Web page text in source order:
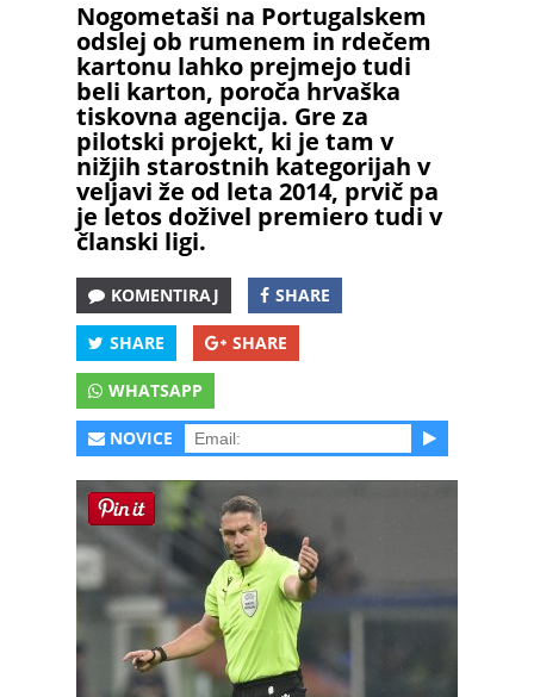
Nogometaši na Portugalskem
odslej ob rumenem in rdečem
kartonu lahko prejmejo tudi
beli karton, poroča hrvaška
tiskovna agencija. Gre za
pilotski projekt, ki je tam v
nižjih starostnih kategorijah v
veljavi že od leta 2014, prvič pa
je letos doživel premiero tudi v
članski ligi.
KOMENTIRAJ SHARE
SHARE SHARE
WHATSAPP
NOVICE